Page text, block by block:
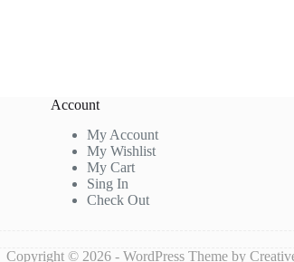
Account
My Account
My Wishlist
My Cart
Sing In
Check Out
Copyright © 2026 - WordPress Theme by